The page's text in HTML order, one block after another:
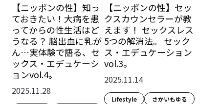
【ニッポンの性】知っ
ておきたい！大病を患
ってからの性生活はど
うなる？ 脳出血に乳が
ん…実体験で語る、セ
ックス・エデュケーシ
ョンvol.4。
2025.11.28
【ニッポンの性】セッ
クスカウンセラーが教
えます！ セックスレス
5つの解消法。 セック
ス・エデュケーション
vol.3。
2025.11.14
Lifestyle​ さかいもゆる